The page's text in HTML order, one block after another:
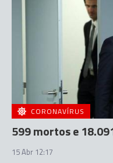
CORONAVÍRUS
599 mortos e
15 Abr 12:17